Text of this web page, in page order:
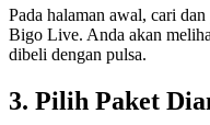
Pada halaman awal, cari
Bigo Live. Anda akan
dibeli dengan pulsa.
3. Pilih Paket